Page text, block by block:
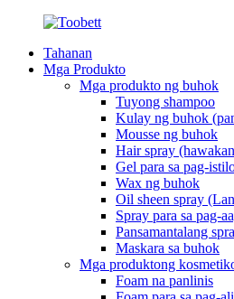
Tahanan
Mga Produkto
Mga produkto ng buhok
Tuyong shampoo
Kulay ng buhok
Mousse ng buhok
Hair spray
Gel para sa pag-
Wax ng buhok
Oil sheen spray
Spray para sa pag-
Pansamantalang
Maskara sa buhok
Mga produktong
Foam na panlinis